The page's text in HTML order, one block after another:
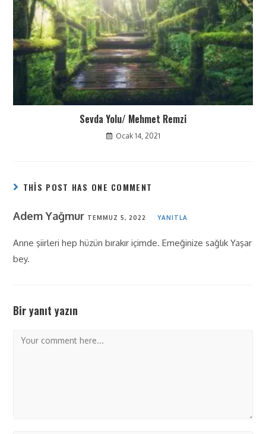
Sevda Yolu/ Mehmet Remzi
Ocak 14, 2021
THIS POST HAS ONE COMMENT
Adem Yağmur TEMMUZ 5, 2022 YANITLA
Anne şiirleri hep hüzün bırakır içimde. Emeğinize sağlık Yaşar
bey.
Bir yanıt yazın